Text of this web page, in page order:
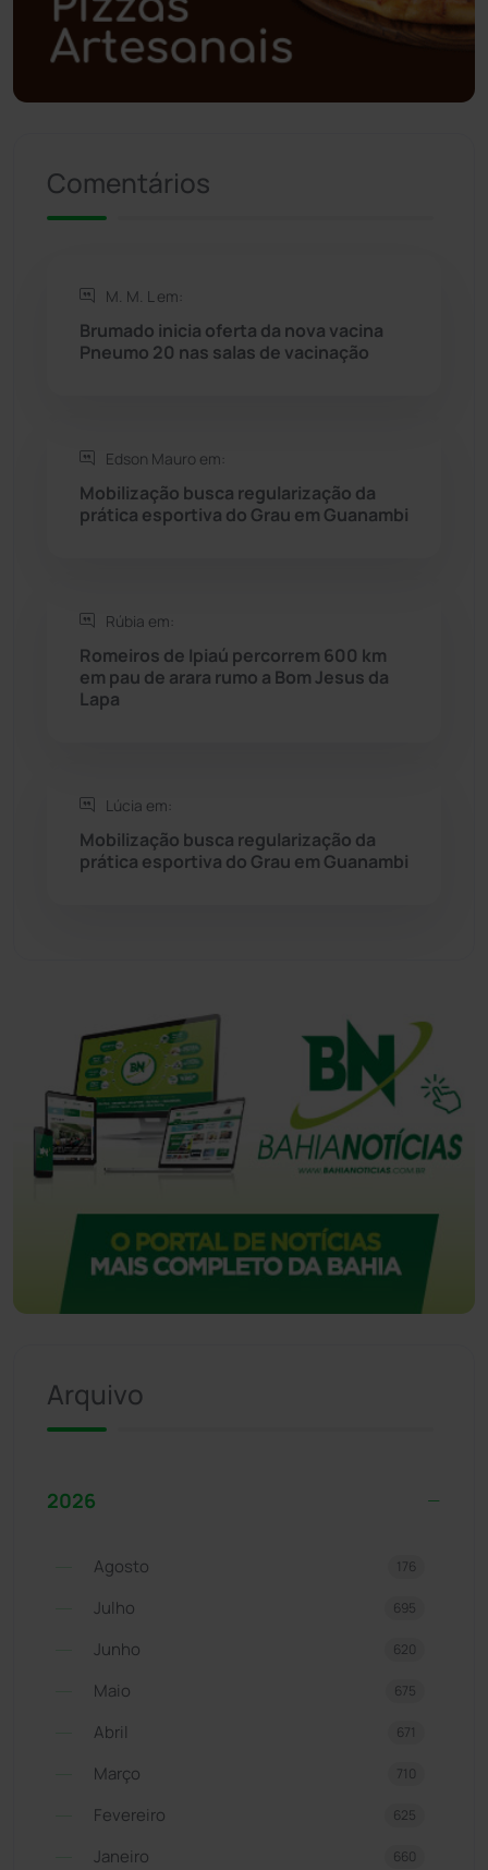
Política (03)
Rio de Contas
Rio do Pires
Sebastião Laranjeiras
Sudoeste Baiano
Tanhaçu (426)
Tecnologia
Urandi (157)
Comentários
M. M. L em:
Brumado inicia oferta da nova vacina
Pneumo 20 nas salas de vacinação
Edson Mauro em:
Mobilização busca regularização da
prática esportiva do Grau em Guanambi
Rúbia em:
Romeiros de Ipiaú percorrem 600 km
em pau de arara rumo a Bom Jesus da
Lapa
Lúcia em:
Mobilização busca regularização da
prática esportiva do Grau em Guanambi
Arquivo
2026
Agosto 176
Julho 695
Junho 620
Maio 675
Abril 671
Março 710
Fevereiro 625
Janeiro 660